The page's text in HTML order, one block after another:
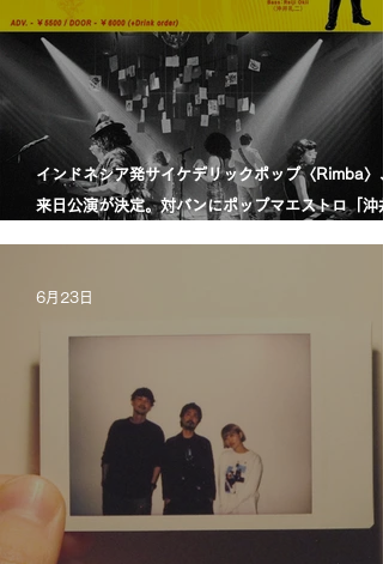
インドネシア発サイケデリックポップ〈Rimba〉
来日公演が決定。対バンにポップマエストロ「沖
台演出。
6月23日